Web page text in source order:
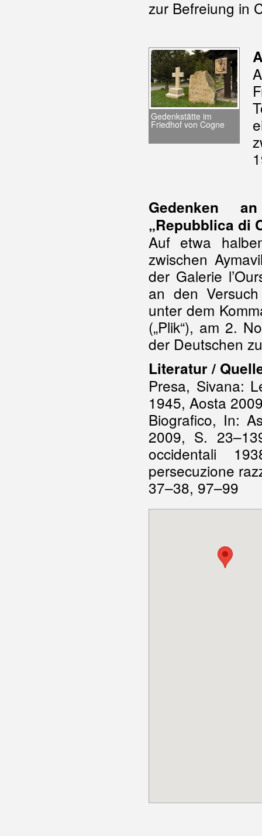
zur Befreiung in
Gedenkstätte im
Friedhof von Cogne
Gedenken
„Repubblica di
Auf etwa
zwischen
der Galerie
an den
unter dem
(„Plik“), am 2.
der Deutschen
Literatur /
Presa, Sivana:
1945, Aosta
Biografico, In:
2009, S.
occidentali
persecuzione
37–38, 97–99